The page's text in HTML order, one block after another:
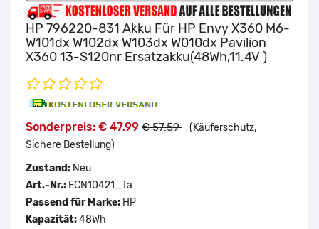
HP 796220-831 Akku Für HP Envy X360 M6-
W101dx W102dx W103dx W010dx Pavilion
X360 13-S120nr Ersatzakku(48Wh,11.4V )
Sonderpreis: € 47.99 € 57.59 (Käuferschutz,
Sichere Bestellung)
Zustand: Neu
Art.-Nr.: ECN10421_Ta
Passend für Marke: HP
Kapazität:48Wh